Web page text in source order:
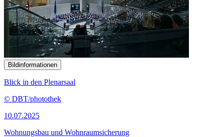
Bildinformationen
Blick in den Plenarsaal
© DBT/photothek
10.07.2025
Wohnungsbau und Wohnraumsicherung